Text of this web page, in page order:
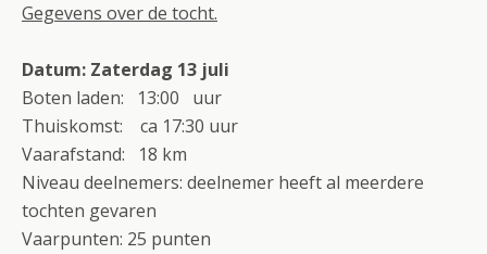
Gegevens over de tocht.
Datum: Zaterdag 13 juli
Boten laden: 13:00 uur
Thuiskomst: ca 17:30 uur
Vaarafstand: 18 km
Niveau deelnemers: deelnemer heeft al meerdere
tochten gevaren
Vaarpunten: 25 punten